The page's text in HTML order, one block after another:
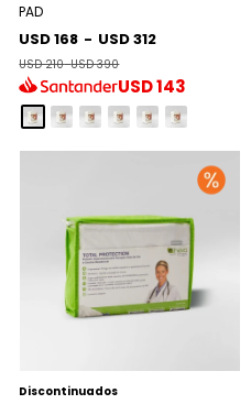
PAD
USD 168 - USD 312
USD 210-USD 390
USD143
Discontinuados